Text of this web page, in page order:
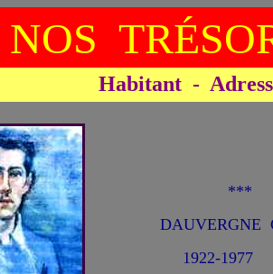
NOS
Habitant -
***
DAUVERGNE
1922-1977